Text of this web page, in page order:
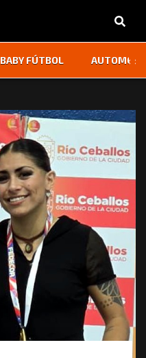
BABY FÚTBOL ‹ ›